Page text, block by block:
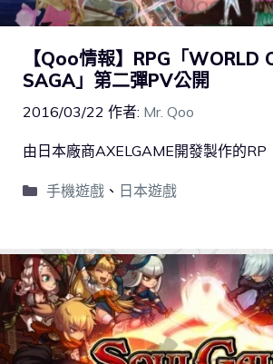
【Qoo情報】RPG「WORLD
SAGA」第二彈PV公開
2016/03/22 作者: Mr. Qoo
由日本廠商AXELGAME開發製作的RP
手機遊戲、 日本遊戲